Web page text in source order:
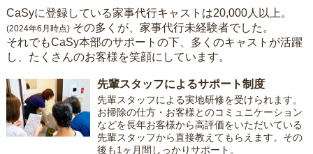
CaSyに登録している家事代行キャストは20,000人以上。
(2024年6月時点) その多くが、家事代行未経験者でした。
それでもCaSy本部のサポートの下、多くのキャストが活躍
し、たくさんのお客様を笑顔にしています。
先輩スタッフによるサポート制度
先輩スタッフによる実地研修を受けられます。
お掃除の仕方・お客様とのコミュニケーション
などを長年お客様から高評価をいただいている
先輩スタッフから直接教えてもらえます。その
後も1ヶ月間しっかりサポート。